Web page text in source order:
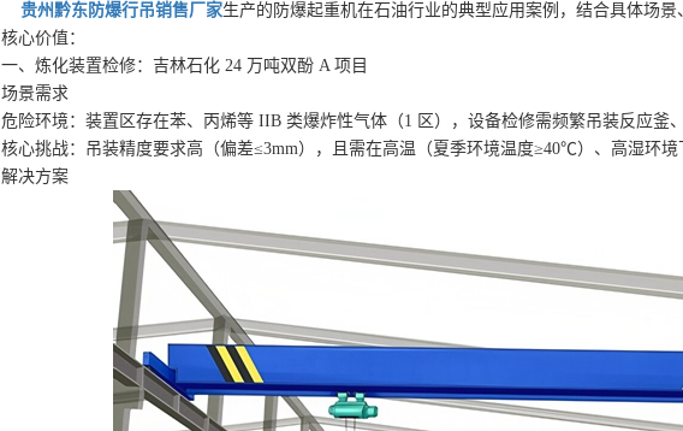
贵州黔东防爆行吊销售厂家生产的防爆起重机在石油行业的典型应用案例，结合具体场
核心价值：
一、炼化装置检修：吉林石化 24 万吨双酚 A 项目
场景需求
危险环境：装置区存在苯、丙烯等 IIB 类爆炸性气体（1 区），设备检修需频繁吊装反应釜
核心挑战：吊装精度要求高（偏差≤3mm），且需在高温（夏季环境温度≥40℃）、高湿环境
解决方案